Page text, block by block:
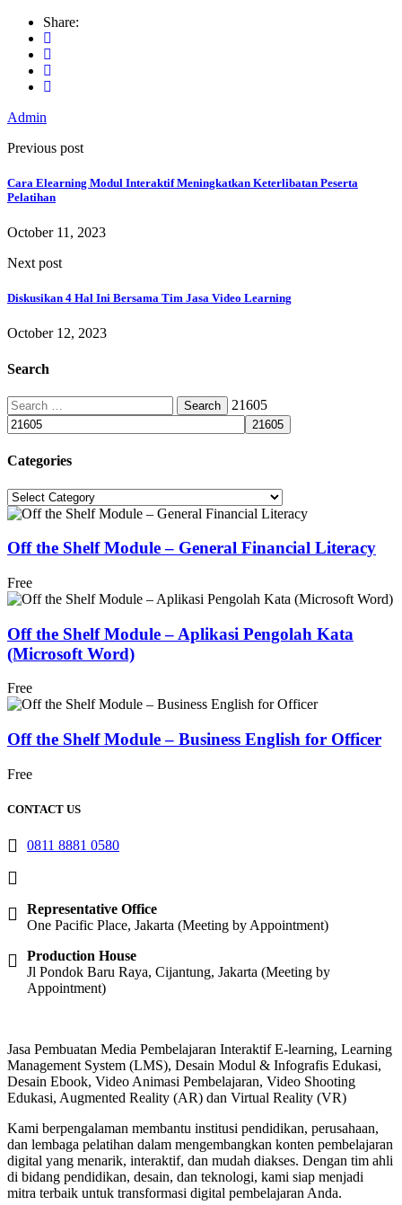
Share:
Admin
Previous post
Cara Elearning Modul Interaktif Meningkatkan Keterlibatan Peserta
Pelatihan
October 11, 2023
Next post
Diskusikan 4 Hal Ini Bersama Tim Jasa Video Learning
October 12, 2023
Search
Search
for:
21605
Categories
Categories
Off the Shelf Module – General Financial Literacy
Free
Off the Shelf Module – Aplikasi Pengolah Kata
(Microsoft Word)
Free
Off the Shelf Module – Business English for Officer
Free
CONTACT US
0811 8881 0580
Representative Office
One Pacific Place, Jakarta (Meeting by Appointment)
Production House
Jl Pondok Baru Raya, Cijantung, Jakarta (Meeting by
Appointment)
Jasa Pembuatan Media Pembelajaran Interaktif E-learning, Learning
Management System (LMS), Desain Modul & Infografis Edukasi,
Desain Ebook, Video Animasi Pembelajaran, Video Shooting
Edukasi, Augmented Reality (AR) dan Virtual Reality (VR)
Kami berpengalaman membantu institusi pendidikan, perusahaan,
dan lembaga pelatihan dalam mengembangkan konten pembelajaran
digital yang menarik, interaktif, dan mudah diakses. Dengan tim ahli
di bidang pendidikan, desain, dan teknologi, kami siap menjadi
mitra terbaik untuk transformasi digital pembelajaran Anda.